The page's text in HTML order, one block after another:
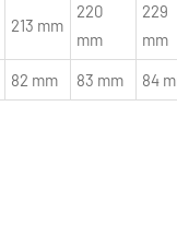
213 mm
220
mm
229
mm
82 mm 83 mm 84